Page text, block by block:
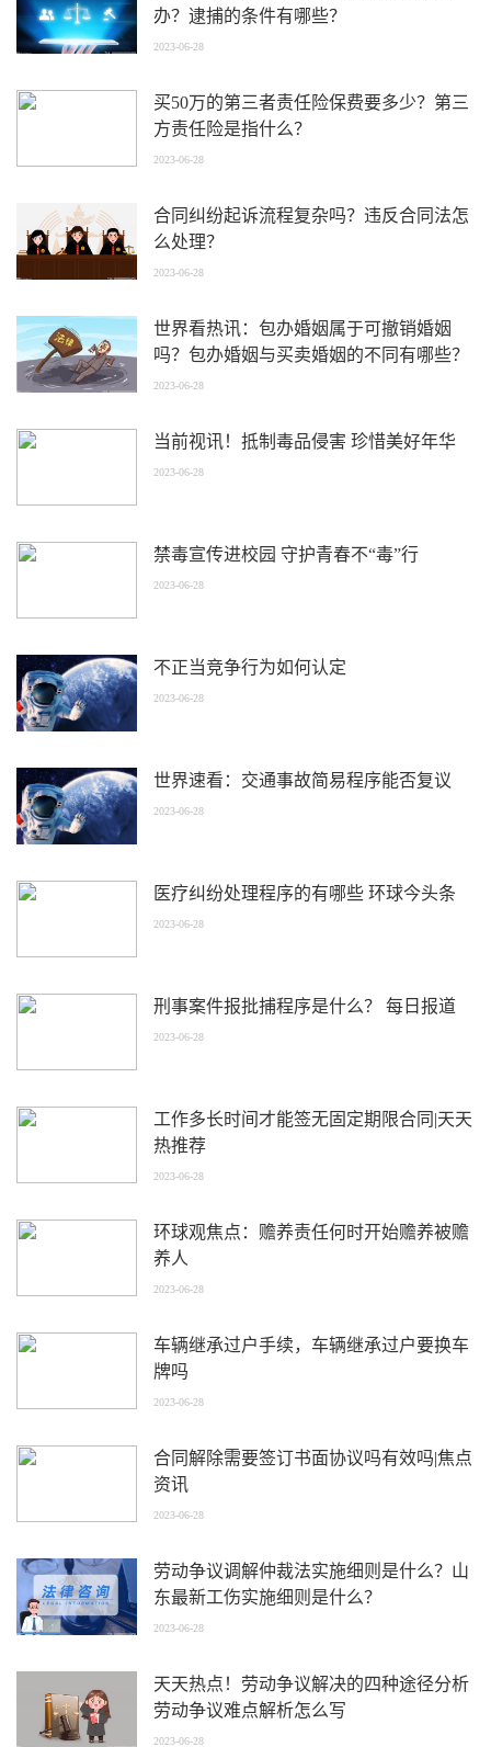
办？逮捕的条件有哪些？
2023-06-28
买50万的第三者责任险保费要多少？第三
方责任险是指什么？
2023-06-28
合同纠纷起诉流程复杂吗？违反合同法怎
么处理？
2023-06-28
世界看热讯：包办婚姻属于可撤销婚姻
吗？包办婚姻与买卖婚姻的不同有哪些？
2023-06-28
当前视讯！抵制毒品侵害 珍惜美好年华
2023-06-28
禁毒宣传进校园 守护青春不“毒”行
2023-06-28
不正当竞争行为如何认定
2023-06-28
世界速看：交通事故简易程序能否复议
2023-06-28
医疗纠纷处理程序的有哪些 环球今头条
2023-06-28
刑事案件报批捕程序是什么？ 每日报道
2023-06-28
工作多长时间才能签无固定期限合同|天天
热推荐
2023-06-28
环球观焦点：赡养责任何时开始赡养被赡
养人
2023-06-28
车辆继承过户手续，车辆继承过户要换车
牌吗
2023-06-28
合同解除需要签订书面协议吗有效吗|焦点
资讯
2023-06-28
劳动争议调解仲裁法实施细则是什么？山
东最新工伤实施细则是什么？
2023-06-28
天天热点！劳动争议解决的四种途径分析
劳动争议难点解析怎么写
2023-06-28